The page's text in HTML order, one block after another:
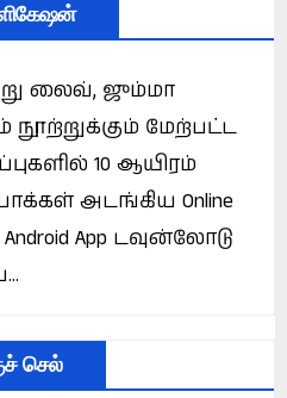
லைவ், ஜும்மா
நூற்றுக்கும் மேற்பட்ட
10 ஆயிரம்
அடங்கிய Online
Android App டவுன்லோடு
செல்